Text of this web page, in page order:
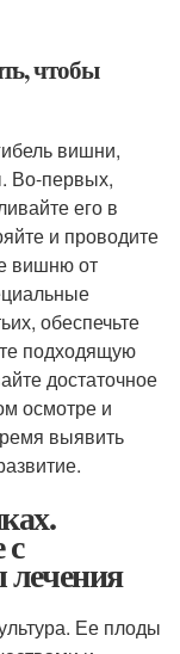
чтобы
вишни,
Во-первых,
его в
и проводите
вишню от
обеспечьте
подходящую
достаточное
осмотре и
выявить
Ее плоды